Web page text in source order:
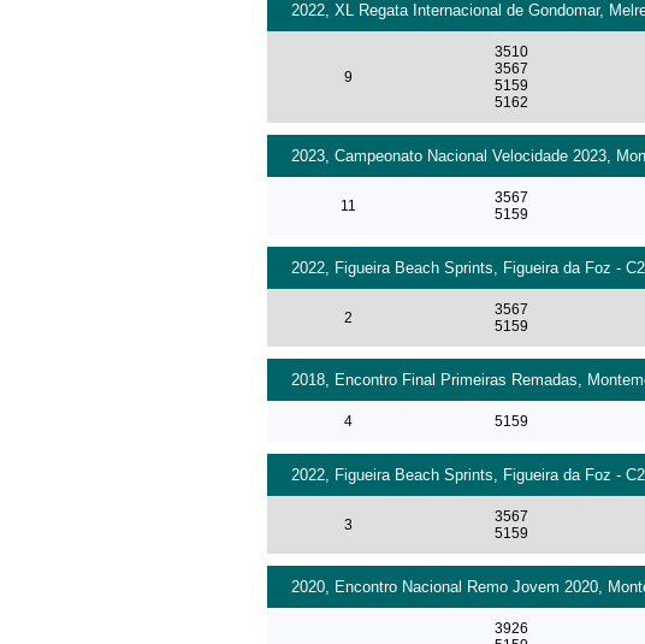
2022, XL Regata Internacional de Gondomar,
9
3510
3567
5159
5162
2023, Campeonato Nacional Velocidade 2023,
11
3567
5159
2022, Figueira Beach Sprints, Figueira da Foz -
2
3567
5159
2018, Encontro Final Primeiras Remadas,
4 5159
2022, Figueira Beach Sprints, Figueira da Foz -
3
3567
5159
2020, Encontro Nacional Remo Jovem 2020,
3926